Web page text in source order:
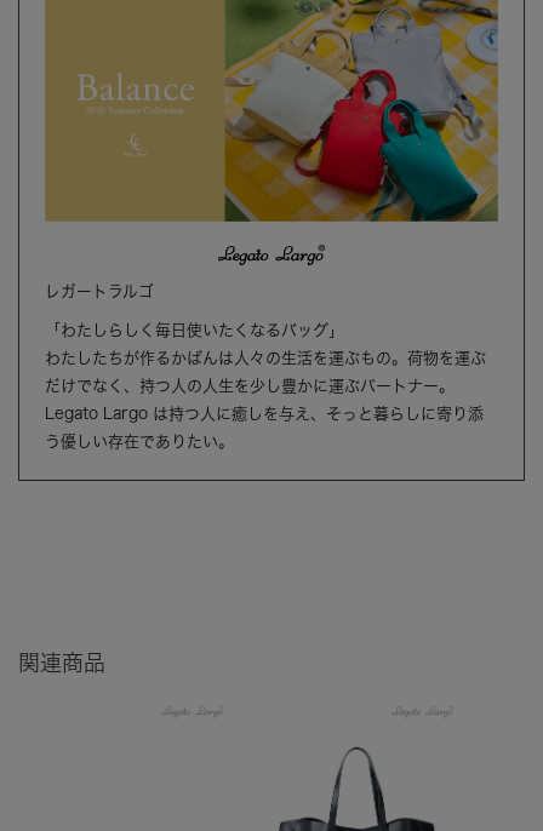
レガートラルゴ
「わたしらしく毎日使いたくなるバッグ」
わたしたちが作るかばんは人々の生活を運ぶもの。荷物を運ぶ
だけでなく、持つ人の人生を少し豊かに運ぶパートナー。
Legato Largo は持つ人に癒しを与え、そっと暮らしに寄り添
う優しい存在でありたい。
関連商品